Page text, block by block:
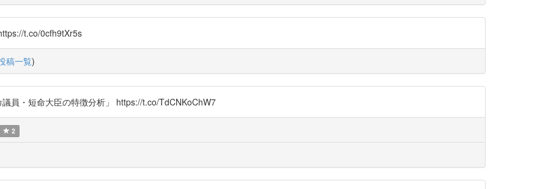
t.co/0cfh9tXr5s
稿一覧)
員・短命大臣の特徴分析」 https://t.co/TdCNKoChW7
2